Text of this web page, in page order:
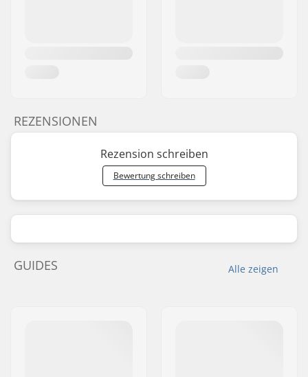
REZENSIONEN
Rezension schreiben
Bewertung schreiben
Alle zeigen
GUIDES